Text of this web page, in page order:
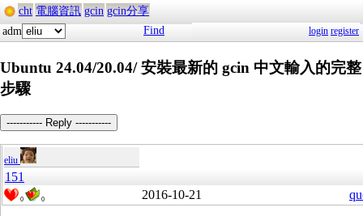
cht 電腦資訊 gcin gcin分享
adm
Find login register
Ubuntu 24.04/20.04/ 安裝最新的 gcin 中文輸入的完整
步驟
----------- Reply -----------
eliu
151
0 0 2016-10-21